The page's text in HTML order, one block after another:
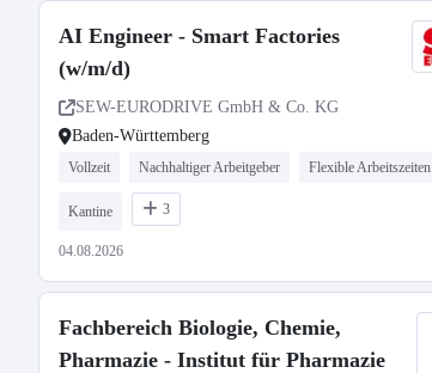
AI Engineer - Smart Factories
(w/m/d)
SEW-EURODRIVE GmbH & Co. KG
Baden-Württemberg
Vollzeit Nachhaltiger Arbeitgeber Flexible Arbeitszeiten
Kantine 3
04.08.2026
Fachbereich Biologie, Chemie,
Pharmazie - Institut für Pharmazie